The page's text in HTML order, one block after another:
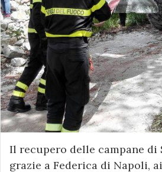
Il recupero delle campane di
grazie a Federica di Napoli,